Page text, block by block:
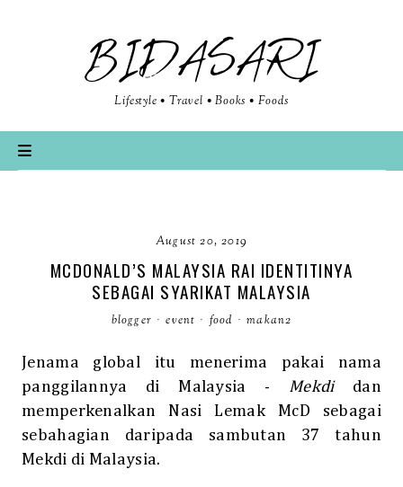
BIDASARI
Lifestyle • Travel • Books • Foods
August 20, 2019
MCDONALD’S MALAYSIA RAI IDENTITINYA
SEBAGAI SYARIKAT MALAYSIA
blogger · event · food · makan2
Jenama global itu menerima pakai nama
panggilannya di Malaysia - Mekdi dan
memperkenalkan Nasi Lemak McD sebagai
sebahagian daripada sambutan 37 tahun
Mekdi di Malaysia.